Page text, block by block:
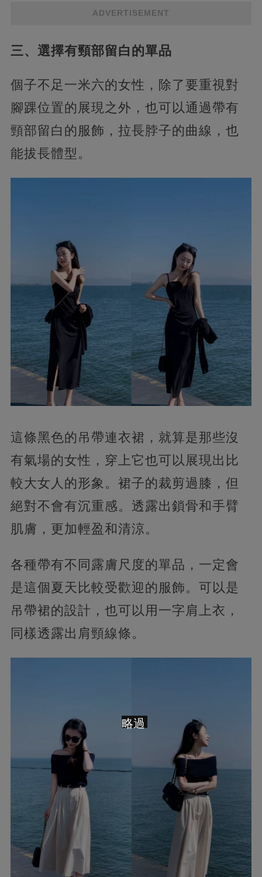
ADVERTISEMENT
三、選擇有頸部留白的單品
個子不足一米六的女性，除了要重視對
腳踝位置的展現之外，也可以通過帶有
頸部留白的服飾，拉長脖子的曲線，也
能拔長體型。
這條黑色的吊帶連衣裙，就算是那些沒
有氣場的女性，穿上它也可以展現出比
較大女人的形象。裙子的裁剪過膝，但
絕對不會有沉重感。透露出鎖骨和手臂
肌膚，更加輕盈和清涼。
各種帶有不同露膚尺度的單品，一定會
是這個夏天比較受歡迎的服飾。可以是
吊帶裙的設計，也可以用一字肩上衣，
同樣透露出肩頸線條。
略過